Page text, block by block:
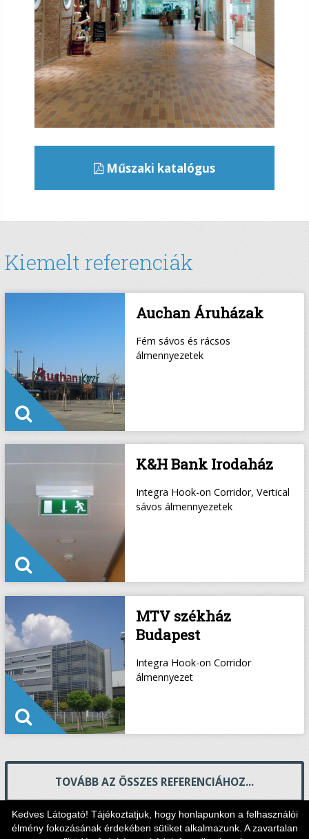
Kedves Látogató! Tájékoztatjuk, hogy honlapunkon a felhasználói
élmény fokozásának érdekében sütiket alkalmazunk. A zavartalan
Műszaki katalógus
Kiemelt referenciák
Auchan Áruházak
Fém sávos és rácsos
álmennyezetek
K&H Bank Irodaház
Integra Hook-on Corridor, Vertical
sávos álmennyezetek
MTV székház
Budapest
Integra Hook-on Corridor
álmennyezet
TOVÁBB AZ ÖSSZES REFERENCIÁHOZ...